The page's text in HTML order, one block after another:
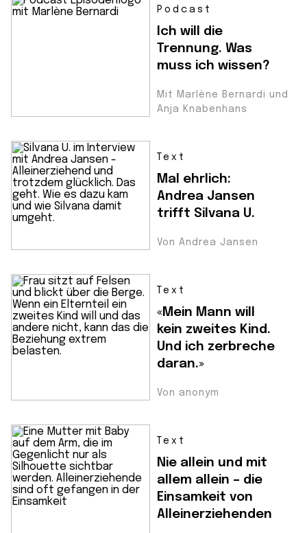
Podcast
Ich will die
Trennung. Was
muss ich wissen?
Mit Marlène Bernardi und
Anja Knabenhans
Text
Mal ehrlich:
Andrea Jansen
trifft Silvana U.
Von Andrea Jansen
Text
«Mein Mann will
kein zweites Kind.
Und ich zerbreche
daran.»
Von anonym
Text
Nie allein und mit
allem allein – die
Einsamkeit von
Alleinerziehenden